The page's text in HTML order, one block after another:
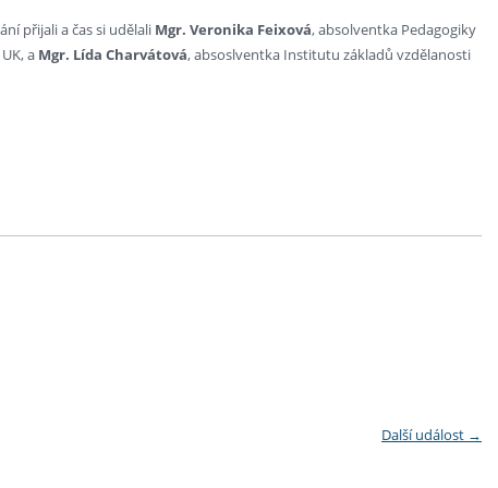
přijali a čas si udělali Mgr. Veronika Feixová, absolventka Pedagogiky
a Mgr. Lída Charvátová, absoslventka Institutu základů vzdělanosti
Další událost →